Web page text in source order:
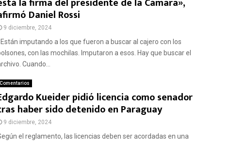
Daniel Rossi
9 diciembre, 2024
imputando a los que fueron a buscar al cajero con los
con las mochilas. Imputaron a esos. Hay que buscar el
Cuando...
Comentarios
Kueider pidió licencia como senador
haber sido detenido en Paraguay
9 diciembre, 2024
el reglamento, las licencias deben ser acordadas en una